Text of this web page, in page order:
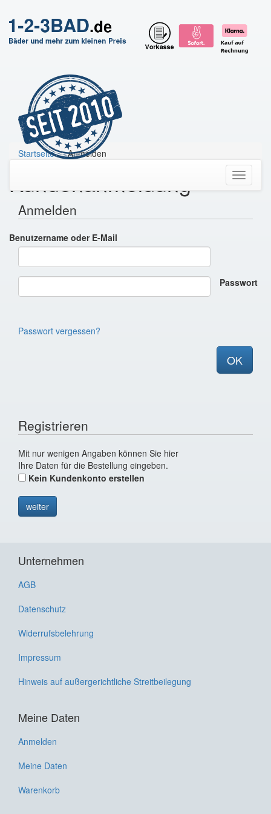
Toggle
Startseite Anmelden
Kundenanmeldung
Anmelden
Benutzername oder E-Mail
Passwort
Passwort vergessen?
OK
Registrieren
Mit nur wenigen Angaben können Sie hier
Ihre Daten für die Bestellung eingeben.
Kein Kundenkonto erstellen
weiter
Unternehmen
AGB
Datenschutz
Widerrufsbelehrung
Impressum
Hinweis auf außergerichtliche Streitbeilegung
Meine Daten
Anmelden
Meine Daten
Warenkorb